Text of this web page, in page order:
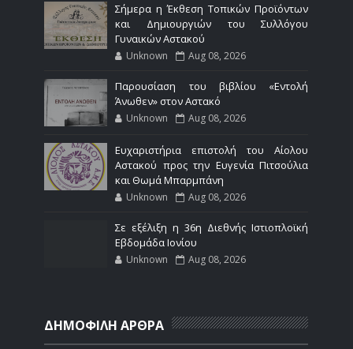
Σήμερα η Έκθεση Τοπικών Προϊόντων
και Δημιουργιών του Συλλόγου
Γυναικών Αστακού
Unknown Aug 08, 2026
Παρουσίαση του βιβλίου «Εντολή
Άνωθεν» στον Αστακό
Unknown Aug 08, 2026
Ευχαριστήρια επιστολή του Αίολου
Αστακού προς την Ευγενία Πιτσούλια
και Θωμά Μπαρμπάνη
Unknown Aug 08, 2026
Σε εξέλιξη η 36η Διεθνής Ιστιοπλοϊκή
Εβδομάδα Ιονίου
Unknown Aug 08, 2026
ΔΗΜΟΦΙΛΗ ΑΡΘΡΑ